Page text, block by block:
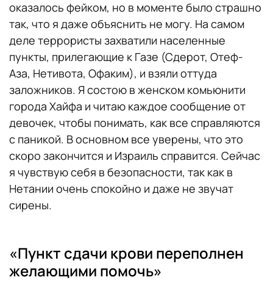
оказалось фейком, но в моменте было страшно
так, что я даже объяснить не могу. На самом
деле террористы захватили населенные
пункты, прилегающие к Газе (Сдерот, Отеф-
Аза, Нетивота, Офаким), и взяли оттуда
заложников. Я состою в женском комьюнити
города Хайфа и читаю каждое сообщение от
девочек, чтобы понимать, как все справляются
с паникой. В основном все уверены, что это
скоро закончится и Израиль справится. Сейчас
я чувствую себя в безопасности, так как в
Нетании очень спокойно и даже не звучат
сирены.
«Пункт сдачи крови переполнен
желающими помочь»